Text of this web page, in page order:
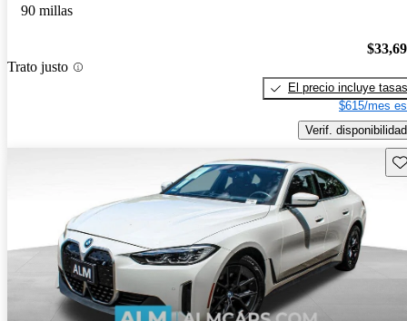
90 millas
Trato justo
El precio incluye tasas
$615/mes
Verif. disponibilidad